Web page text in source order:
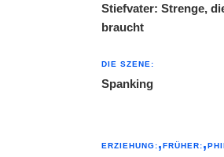
Stiefvater: Strenge,
braucht
DIE SZENE:
Spanking
ERZIEHUNG: FRÜHER: